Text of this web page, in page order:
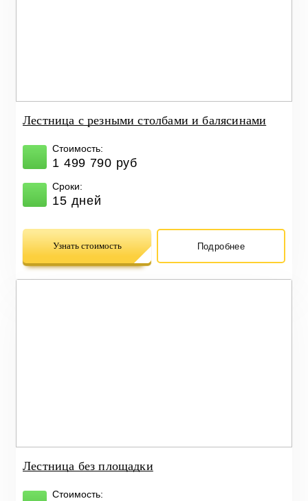
Лестница с резными столбами и балясинами
Стоимость:
1 499 790 руб
Сроки:
15 дней
Узнать стоимость Подробнее
Лестница без площадки
Стоимость: